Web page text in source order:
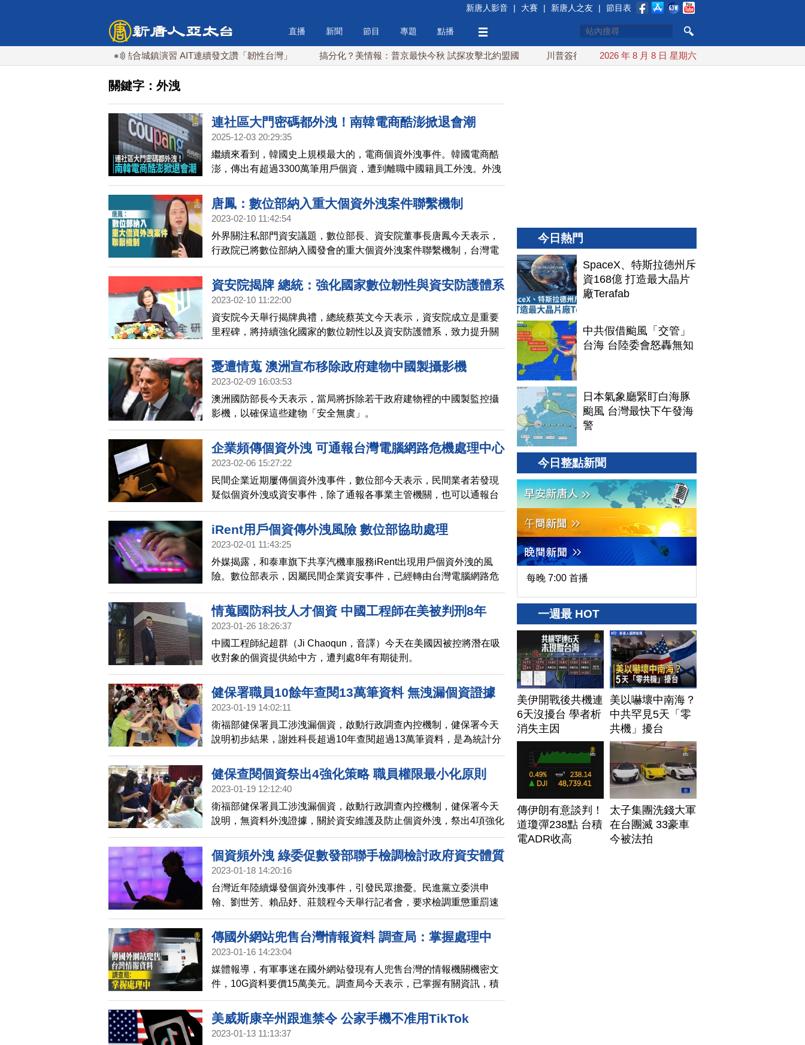
新唐人影音 | 大賽 | 新唐人之友 | 節目表
直播 新聞 節目 專題 點播
台灣漢光首結合城鎮演習 AIT連續發文讚「韌性台灣」 搞分化？美情報：普京最快今秋 試探攻擊北約盟國 川普簽行政令對多晶矽課15%關稅 防堵中共傾銷
2026 年 8 月 8 日 星期六
關鍵字：外洩
連社區大門密碼都外洩！南韓電商酷澎掀退會潮
2025-12-03 20:29:35
繼續來看到，韓國史上規模最大的，電商個資外洩事件。韓國電商酷
澎，傳出有超過3300萬筆用戶個資，遭到離職中國籍員工外洩。外洩
的個資包括姓名、地址、電話，甚至還有用戶社區大門的密碼。信用
卡資料也疑似外洩，出現海外盜刷的案例。此外，還有人在中國的電
商平台上發現，有人在出售南韓酷澎帳號，被懷疑與這次外洩案有
訴訟求償。對此，酷澎的CEO朴大俊今天承諾，會「積極研議賠償受
害者」。至於酷澎在台灣的用戶，目前沒有受到影響。台灣政府數位
發展部也表示，會持續觀察，
唐鳳：數位部納入重大個資外洩案件聯繫機制
2023-02-10 11:42:54
外界關注私部門資安議題，數位部長、資安院董事長唐鳳今天表示，
行政院已將數位部納入國發會的重大個資外洩案件聯繫機制，台灣電
腦網路危機處理暨協調中心可更即時協助，資安院也會給予處理建
議。
資安院揭牌 總統：強化國家數位韌性與資安防護體系
2023-02-10 11:22:00
資安院今天舉行揭牌典禮，總統蔡英文今天表示，資安院成立是重要
里程碑，將持續強化國家的數位韌性以及資安防護體系，致力提升關
鍵資訊系統，推廣全民資安意識，打造安全、安心與安穩的數位環
境。
憂遭情蒐 澳洲宣布移除政府建物中國製攝影機
2023-02-09 16:03:53
澳洲國防部長今天表示，當局將拆除若干政府建物裡的中國製監控攝
影機，以確保這些建物「安全無虞」。
企業頻傳個資外洩 可通報台灣電腦網路危機處理中心
2023-02-06 15:27:22
民間企業近期屢傳個資外洩事件，數位部今天表示，民間業者若發現
疑似個資外洩或資安事件，除了通報各事業主管機關，也可以通報台
灣電腦網路危機處理暨協調中心（TWCERT/CC）協助處理。
iRent用戶個資傳外洩風險 數位部協助處理
2023-02-01 11:43:25
外媒揭露，和泰車旗下共享汽機車服務iRent出現用戶個資外洩的風
險。數位部表示，因屬民間企業資安事件，已經轉由台灣電腦網路危
機處理暨協調中心（TWCERT/CC）協助處理，讓資料庫無法造訪。
情蒐國防科技人才個資 中國工程師在美被判刑8年
2023-01-26 18:26:37
中國工程師紀超群（Ji Chaoqun，音譯）今天在美國因被控將潛在吸
收對象的個資提供給中方，遭判處8年有期徒刑。
健保署職員10餘年查閱13萬筆資料 無洩漏個資證據
2023-01-19 14:02:11
衛福部健保署員工涉洩漏個資，啟動行政調查內控機制，健保署今天
說明初步結果，謝姓科長超過10年查閱超過13萬筆資料，是為統計分
析調檔，未存取攜出紀錄，無證據顯示資料外洩。
健保查閱個資祭出4強化策略 職員權限最小化原則
2023-01-19 12:12:40
衛福部健保署員工涉洩漏個資，啟動行政調查內控機制，健保署今天
說明，無資料外洩證據，關於資安維護及防止個資外洩，祭出4項強化
策略，同步將職員業務查閱權限以最小化為原則。
個資頻外洩 綠委促數發部聯手檢調檢討政府資安體質
2023-01-18 14:20:16
台灣近年陸續爆發個資外洩事件，引發民眾擔憂。民進黨立委洪申
翰、劉世芳、賴品妤、莊競程今天舉行記者會，要求檢調重懲重罰速
查，數位發展部不能消極以對，應聯手檢調、國安單位檢討政府資安
體質。
傳國外網站兜售台灣情報資料 調查局：掌握處理中
2023-01-16 14:23:04
媒體報導，有軍事迷在國外網站發現有人兜售台灣的情報機關機密文
件，10G資料要價15萬美元。調查局今天表示，已掌握有關資訊，積
極調查中，相關細節不便透露。
美威斯康辛州跟進禁令 公家手機不准用TikTok
2023-01-13 11:13:37
今日熱門
SpaceX、特斯拉德州斥
資168億 打造最大晶片
廠Terafab
中共假借颱風「交管」
台海 台陸委會怒轟無知
日本氣象廳緊盯白海豚
颱風 台灣最快下午發海
警
今日整點新聞
每晚 7:00 首播
一週最 HOT
美伊開戰後共機連
6天沒擾台 學者析
消失主因
美以嚇壞中南海？
中共罕見5天「零
共機」擾台
傳伊朗有意談判！
道瓊彈238點 台積
電ADR收高
太子集團洗錢大軍
在台團滅 33豪車
今被法拍